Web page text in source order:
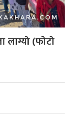
लाग्यो (फोटो